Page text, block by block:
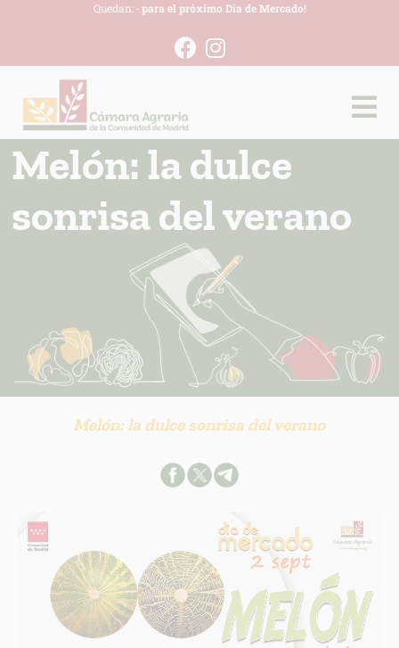
Quedan: -para el próximo Día de Mercado!
Melón: la dulce
sonrisa del verano
Melón: la dulce sonrisa del verano